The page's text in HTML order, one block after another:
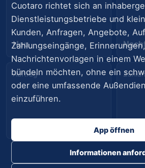
Neu
Auftrag
Cuotaro richtet sich an
Dienstleistungsbetriebe und
Kunden, Anfragen, Angebote,
Zahlungseingänge,
Nachrichtenvorlagen in einem
bündeln möchten, ohne ein
oder eine umfassende
einzuführen.
App öffnen
Informationen